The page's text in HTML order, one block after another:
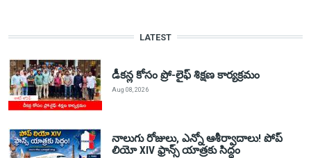
LATEST
డీకన్ల కోసం ప్రో-లైఫ్ శిక్షణ కార్యక్రమం
Aug 08, 2026
నాలుగు రోజులు, ఎన్నో ఆశీర్వాదాలు! పోప్
లియో XIV ఫ్రాన్స్ యాత్రకు సిద్ధం